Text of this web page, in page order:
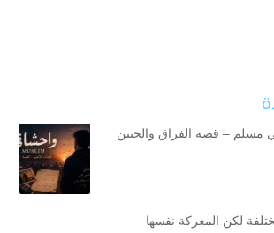
مسلم – قصة الفراق والحنين
لكن المعركة نفسها –